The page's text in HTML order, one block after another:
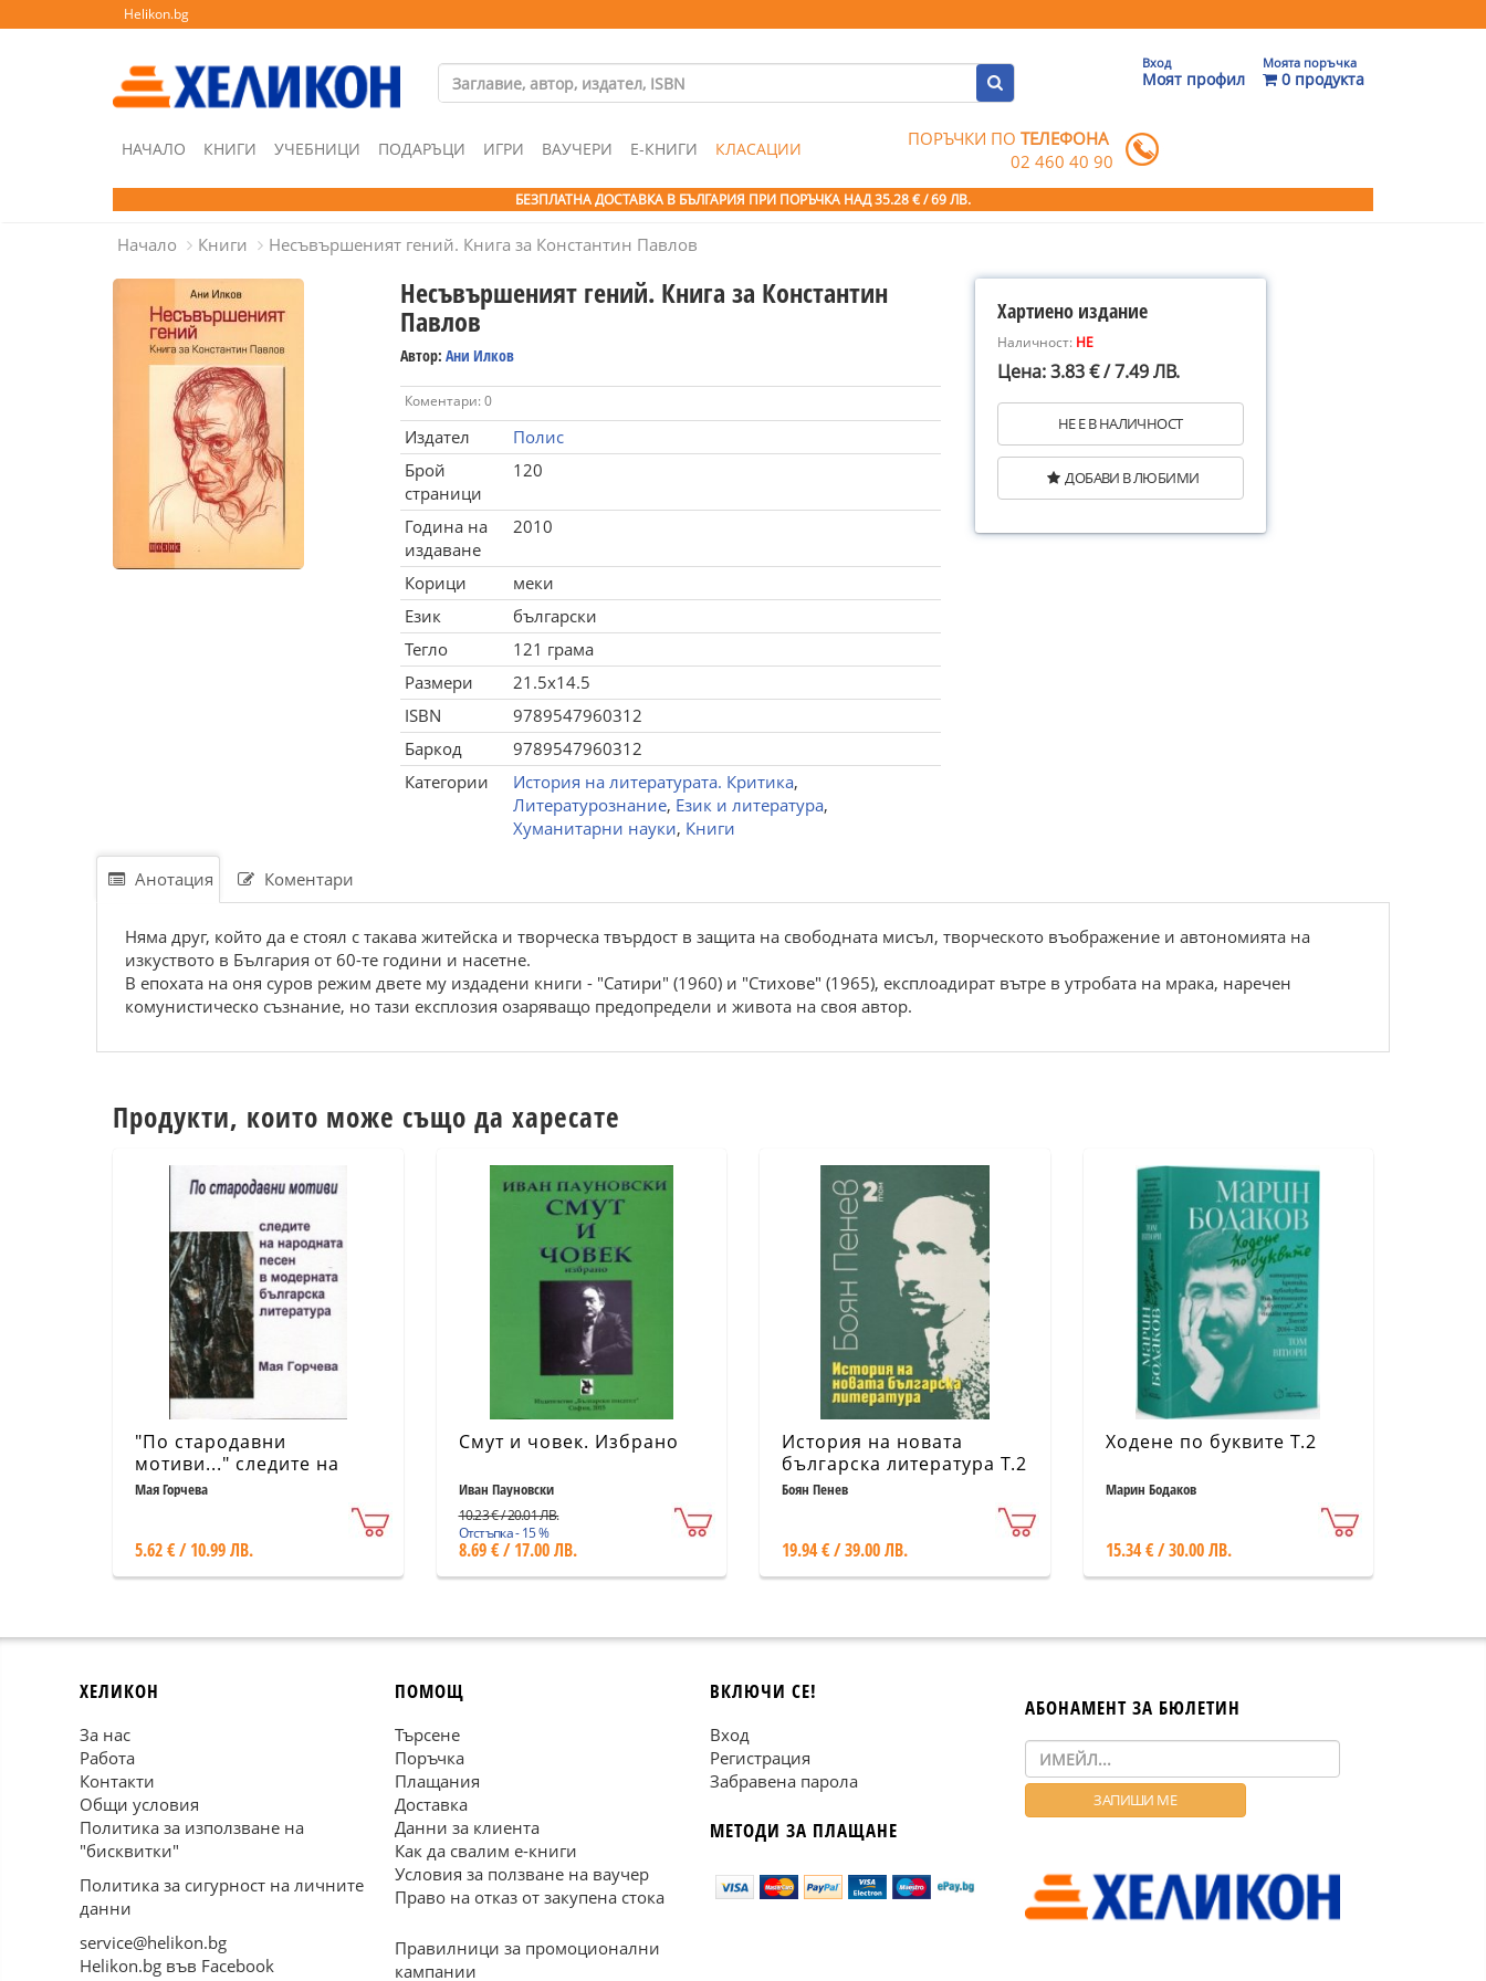
Helikon.bg
Вход
Моят профил
Моята поръчка
0 продукта
НАЧАЛО КНИГИ УЧЕБНИЦИ ПОДАРЪЦИ ИГРИ ВАУЧЕРИ Е-КНИГИ КЛАСАЦИИ ПОРЪЧКИ ПОТЕЛЕФОНА
02 460 40 90
БЕЗПЛАТНА ДОСТАВКА В БЪЛГАРИЯ ПРИ ПОРЪЧКА НАД 35.28 € / 69 ЛВ.
Начало Книги Несъвършеният гений. Книга за Константин Павлов
Несъвършеният гений. Книга за Константин
Павлов
Автор: Ани Илков
Коментари: 0
Издател
Полис
Брой
страници
120
Година на
издаване
2010
Корици
меки
Език
български
Тегло
121 грама
Размери
21.5x14.5
ISBN
9789547960312
Баркод
9789547960312
Категории
История на литературата. Критика,
Литературознание, Език и литература,
Хуманитарни науки, Книги
Хартиено издание
Наличност: НЕ
Цена: 3.83 € / 7.49 ЛВ.
НЕ Е В НАЛИЧНОСТ
ДОБАВИ В ЛЮБИМИ
Анотация Коментари
Няма друг, който да е стоял с такава житейска и творческа твърдост в защита на свободната мисъл, творческото въображение и автономията на
изкуството в България от 60-те години и насетне.
В епохата на оня суров режим двете му издадени книги - "Сатири" (1960) и "Стихове" (1965), експлоадират вътре в утробата на мрака, наречен
комунистическо съзнание, но тази експлозия озаряващо предопредели и живота на своя автор.
Продукти, които може също да харесате
"По стародавни
мотиви..." следите на
народната песен в
Мая Горчева
5.62 € / 10.99 ЛВ.
Смут и човек. Избрано
Иван Пауновски
10.23 € / 20.01 ЛВ.
Отстъпка - 15 %
8.69 € / 17.00 ЛВ.
История на новата
българска литература Т.2
Боян Пенев
19.94 € / 39.00 ЛВ.
Ходене по буквите Т.2
Марин Бодаков
15.34 € / 30.00 ЛВ.
ХЕЛИКОН
За нас
Работа
Контакти
Общи условия
Политика за използване на
"бисквитки"
Политика за сигурност на личните
данни
service@helikon.bg
Helikon.bg във Facebook
ПОМОЩ
Търсене
Поръчка
Плащания
Доставка
Данни за клиента
Как да свалим е-книги
Условия за ползване на ваучер
Право на отказ от закупена стока
Правилници за промоционални
кампании
ВКЛЮЧИ СЕ!
Вход
Регистрация
Забравена парола
МЕТОДИ ЗА ПЛАЩАНЕ
АБОНАМЕНТ ЗА БЮЛЕТИН